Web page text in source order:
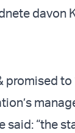
davon
to
said: “the